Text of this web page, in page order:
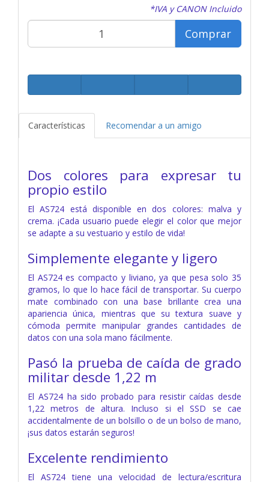
*IVA y CANON Incluido
Comprar
Características Recomendar a un amigo
Dos colores para expresar tu
propio estilo
El AS724 está disponible en dos colores: malva y
crema. ¡Cada usuario puede elegir el color que mejor
se adapte a su vestuario y estilo de vida!
Simplemente elegante y ligero
El AS724 es compacto y liviano, ya que pesa solo 35
gramos, lo que lo hace fácil de transportar. Su cuerpo
mate combinado con una base brillante crea una
apariencia única, mientras que su textura suave y
cómoda permite manipular grandes cantidades de
datos con una sola mano fácilmente.
Pasó la prueba de caída de grado
militar desde 1,22 m
El AS724 ha sido probado para resistir caídas desde
1,22 metros de altura. Incluso si el SSD se cae
accidentalmente de un bolsillo o de un bolso de mano,
¡sus datos estarán seguros!
Excelente rendimiento
El AS724 tiene una velocidad de lectura/escritura